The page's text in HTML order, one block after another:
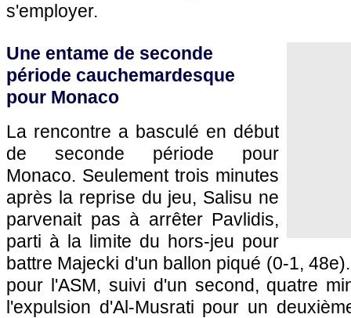
s'employer.
Une entame de seconde
période cauchemardesque
pour Monaco
La rencontre a basculé en début
de seconde période pour
Monaco. Seulement trois minutes
après la reprise du jeu, Salisu ne
parvenait pas à arrêter Pavlidis,
parti à la limite du hors-jeu pour
battre Majecki d'un ballon piqué (0-1,
pour l'ASM, suivi d'un second, quatre
l'expulsion d'Al-Musrati pour un